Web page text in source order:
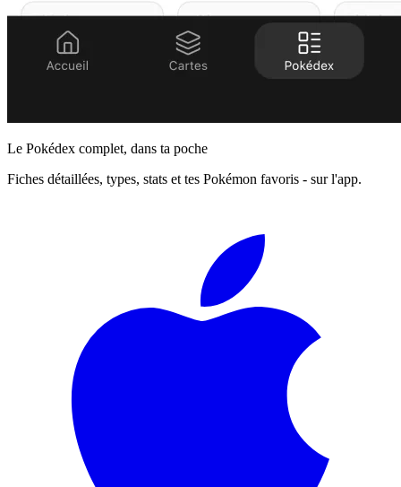
Le Pokédex complet, dans ta poche
Fiches détaillées, types, stats et tes Pokémon favoris - sur l'app.